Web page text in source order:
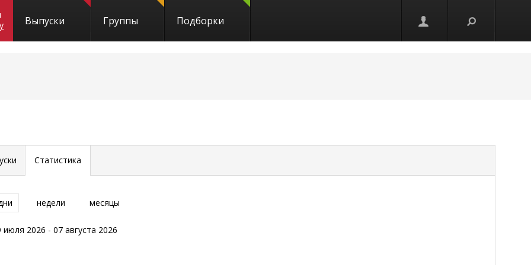
Выпуски Группы Подборки
Статистика
недели месяцы
июля 2026 - 07 августа 2026